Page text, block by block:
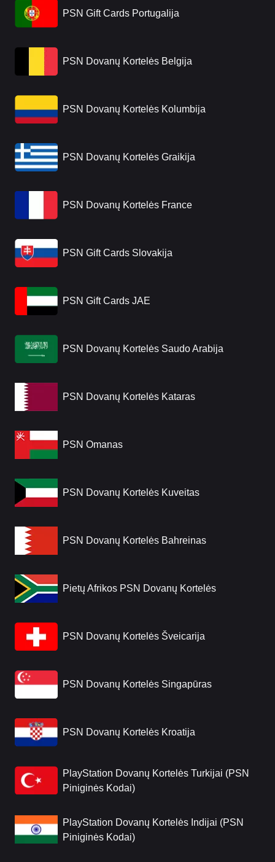
PSN Gift Cards Portugalija
PSN Dovanų Kortelės Belgija
PSN Dovanų Kortelės Kolumbija
PSN Dovanų Kortelės Graikija
PSN Dovanų Kortelės France
PSN Gift Cards Slovakija
PSN Gift Cards JAE
PSN Dovanų Kortelės Saudo Arabija
PSN Dovanų Kortelės Kataras
PSN Omanas
PSN Dovanų Kortelės Kuveitas
PSN Dovanų Kortelės Bahreinas
Pietų Afrikos PSN Dovanų Kortelės
PSN Dovanų Kortelės Šveicarija
PSN Dovanų Kortelės Singapūras
PSN Dovanų Kortelės Kroatija
PlayStation Dovanų Kortelės Turkijai (PSN
Piniginės Kodai)
PlayStation Dovanų Kortelės Indijai (PSN
Piniginės Kodai)